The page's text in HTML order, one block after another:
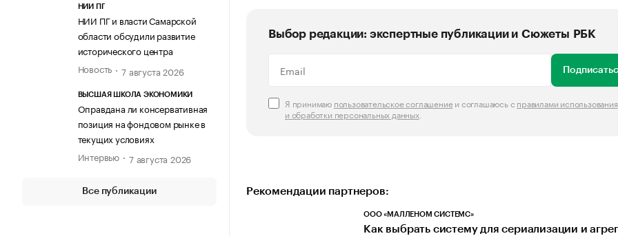
НИИ ПГ
НИИ ПГ и власти Самарской
области обсудили развитие
исторического центра
Новость
7 августа 2026
ВЫСШАЯ ШКОЛА ЭКОНОМИКИ
Оправдана ли консервативная
позиция на фондовом рынке в
текущих условиях
Интервью
7 августа 2026
Все публикации
Выбор редакции: экспертные публикации и Сюжеты РБК
Я принимаю пользовательское соглашениеи соглашаюсь с правилами использования
и обработки персональных данных.
Рекомендации партнеров:
ООО «МАЛЛЕНОМ СИСТЕМС»
Как выбрать систему для сериализации и